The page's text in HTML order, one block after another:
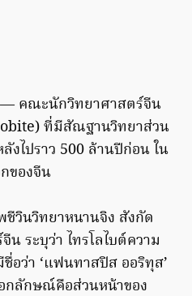
คณะนักวิทยาศาสตร์จีน
ที่มีสัณฐานวิทยาส่วน
ไปราว 500 ล้านปีก่อน ใน
ของจีน
วินวิทยาหนานจิง สังกัด
ระบุว่า ไทรโลไบต์ความ
อว่า ‘แฟนทาสปิส ออริทุส’
กลักษณ์คือส่วนหน้าของ